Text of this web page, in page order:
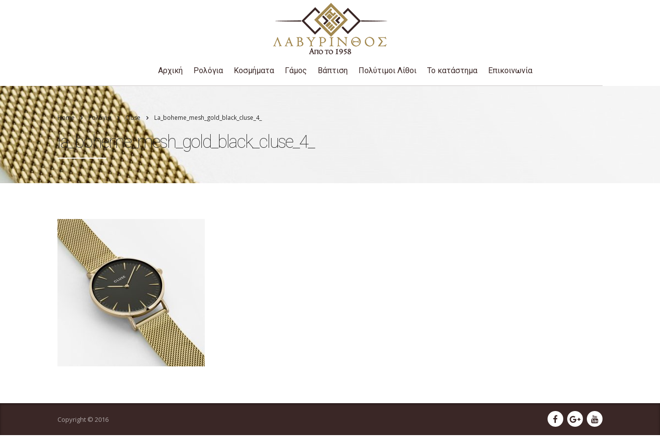
Αρχική Ρολόγια Κοσμήματα Γάμος Βάπτιση Πολύτιμοι Λίθοι Το κατάστημα Επικοινωνία
Home Ρολόγια Cluse La_boheme_mesh_gold_black_cluse_4_
la_boheme_mesh_gold_black_cluse_4_
Copyright © 2016